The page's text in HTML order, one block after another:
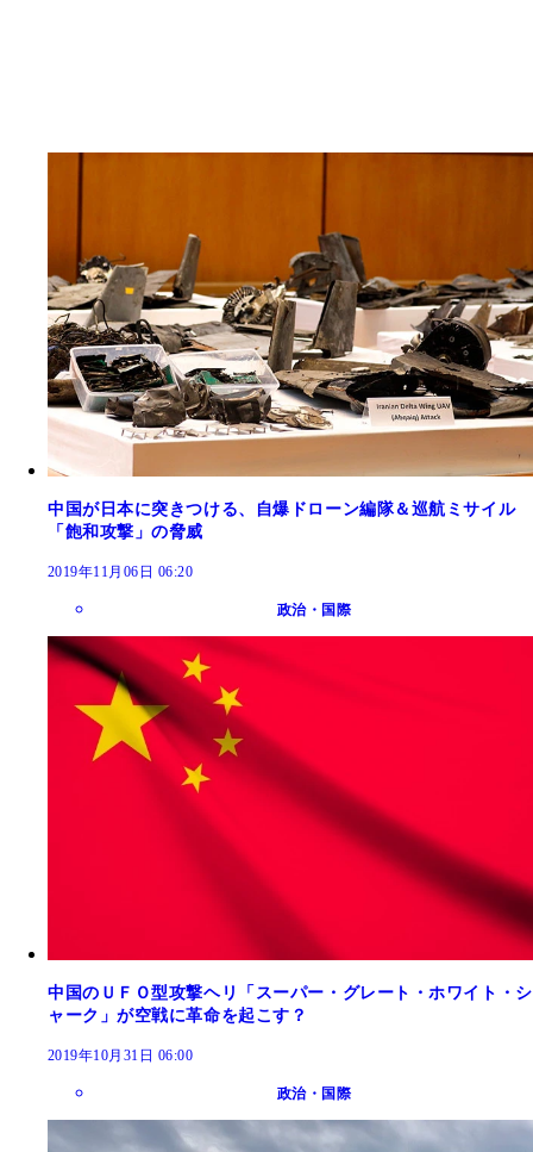
中国が日本に突きつける、自爆ドローン編隊＆巡航ミサイル
「飽和攻撃」の脅威
2019年11月06日 06:20
政治・国際
中国のＵＦＯ型攻撃ヘリ「スーパー・グレート・ホワイト・シ
ャーク」が空戦に革命を起こす？
2019年10月31日 06:00
政治・国際